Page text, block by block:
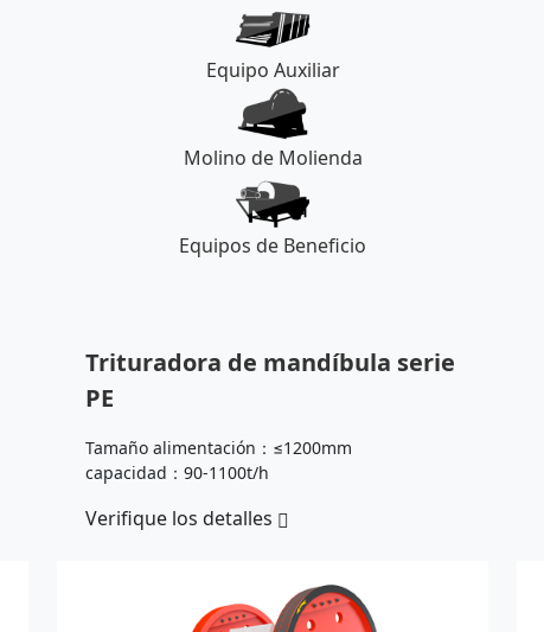
Equipo Auxiliar
Molino de Molienda
Equipos de Beneficio
Trituradora de mandíbula serie
PE
Tamaño alimentación：≤1200mm
capacidad：90-1100t/h
Verifique los detalles